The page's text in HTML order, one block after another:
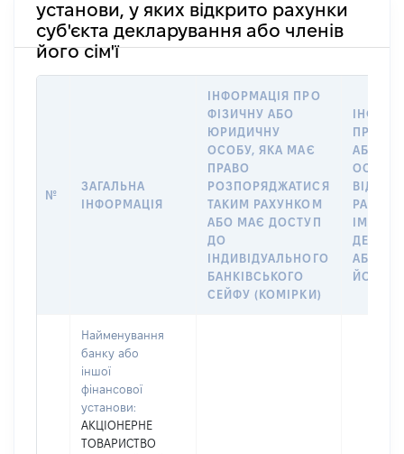
установи, у яких відкрито рахунки
суб'єкта декларування або членів
його сім'ї
№
ЗАГАЛЬНА
ІНФОРМАЦІЯ
ІНФОРМАЦІЯ ПРО
ФІЗИЧНУ АБО
ЮРИДИЧНУ
ОСОБУ, ЯКА МАЄ
ПРАВО
РОЗПОРЯДЖАТИСЯ
ТАКИМ РАХУНКОМ
АБО МАЄ ДОСТУП
ДО
ІНДИВІДУАЛЬНОГО
БАНКІВСЬКОГО
СЕЙФУ (КОМІРКИ)
ПРО
АБО
ОСОБУ,
ІМ’Я
АБО
ЙОГО
Найменування
банку або
іншої
фінансової
установи:
АКЦІОНЕРНЕ
ТОВАРИСТВО